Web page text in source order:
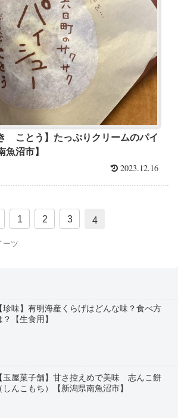
ことう】たっぷりクリームのパイ
魚沼市】
2023.12.16
1 2 3 4
ーツ
【珍味】有明海産くらげはどんな味？食べ方
？【生食用】
【玉屋菓子舗】甘さ控えめで美味 志んこ餅
（しんこもち）【新潟県南魚沼市】